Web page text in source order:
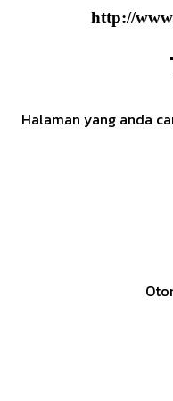
http://
Halaman yang anda